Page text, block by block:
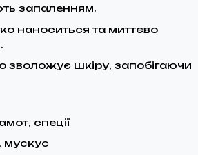
запаленням.
наноситься та миттєво
зволожує шкіру, запобігаючи
спеції